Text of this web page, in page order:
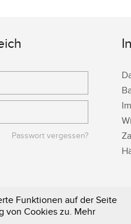
Passwort vergessen?
Funktionen auf der Seite
von Cookies zu. Mehr